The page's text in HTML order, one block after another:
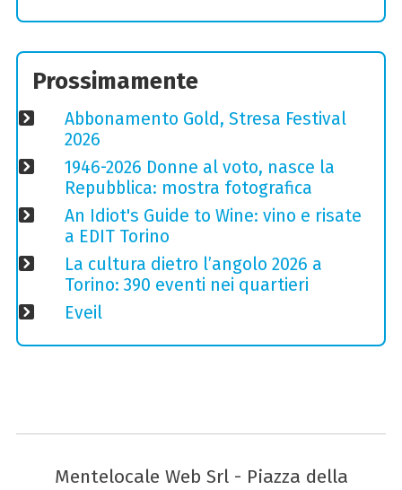
Prossimamente
Abbonamento Gold, Stresa Festival
2026
1946-2026 Donne al voto, nasce la
Repubblica: mostra fotografica
An Idiot's Guide to Wine: vino e risate
a EDIT Torino
La cultura dietro l’angolo 2026 a
Torino: 390 eventi nei quartieri
Eveil
Mentelocale Web Srl - Piazza della